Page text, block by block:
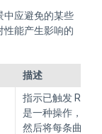
中应避免的某些
性能产生影响的
描述
指示已触发
是一种操作，它
然后将每条曲线